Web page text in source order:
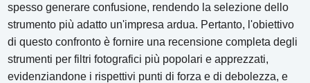
spesso generare confusione, rendendo la selezione dello
strumento più adatto un'impresa ardua. Pertanto, l'obiettivo
di questo confronto è fornire una recensione completa degli
strumenti per filtri fotografici più popolari e apprezzati,
evidenziandone i rispettivi punti di forza e di debolezza, e